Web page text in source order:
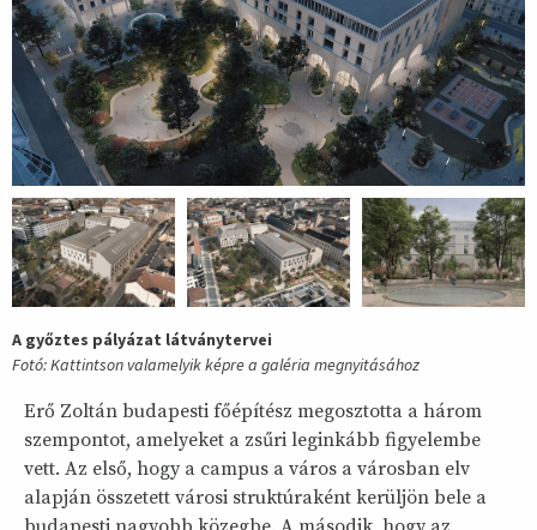
A győztes pályázat látványtervei
Fotó: Kattintson valamelyik képre a galéria megnyitásához
Erő Zoltán budapesti főépítész megosztotta a három
szempontot, amelyeket a zsűri leginkább figyelembe
vett. Az első, hogy a campus a város a városban elv
alapján összetett városi struktúraként kerüljön bele a